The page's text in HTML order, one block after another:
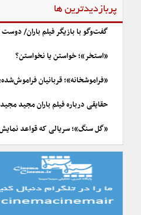
پربازدیدترین ها
گفت‌وگو با بازیگر فیلم باران/ دوست
«استخر»؛ خواستن یا نخواستن؟
«فراموشخانه»؛ قربانیان
حقایقی درباره فیلم باران مجید
«گل سنگ»؛ سریالی که قواعد